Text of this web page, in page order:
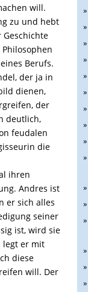
will.
zu und hebt
Berufs.
der ja in
dienen,
der
deutlich,
feudalen
die
ihren
Andres ist
er sich alles
seiner
ist, wird sie
legt er mit
diese
will. Der
»
»
»
»
»
»
»
»
»
»
»
»
»
»
»
»